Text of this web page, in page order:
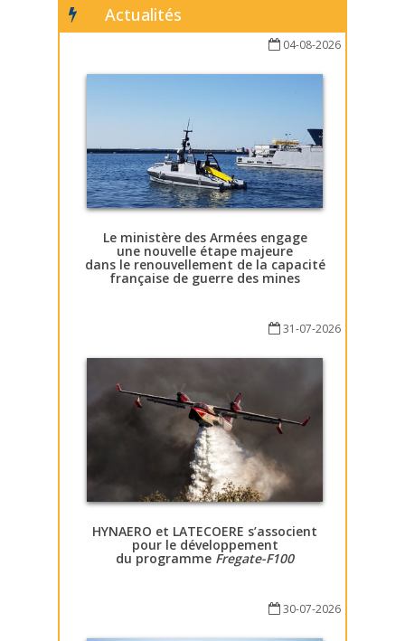
Actualités
04-08-2026
Le ministère des Armées engage
une nouvelle étape majeure
dans le renouvellement de la capacité
française de guerre des mines
31-07-2026
HYNAERO et LATECOERE s’associent
pour le développement
du programme Fregate-F100
30-07-2026